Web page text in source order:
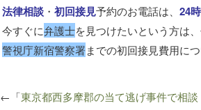
法律相談 ・ 初回接見予約のお電話は、 24
今すぐに弁護士を見つけたいという方は
警視庁新宿警察署までの初回接見費用に
←「東京都西多摩郡の当て逃げ事件で相